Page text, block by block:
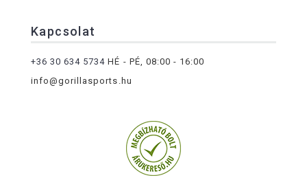
Kapcsolat
+36 30 634 5734 HÉ - PÉ, 08:00 - 16:00
info@gorillasports.hu